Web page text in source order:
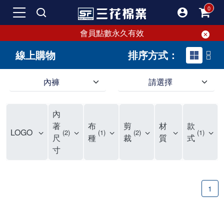
會員點數永久有效
線上購物 排序方式：
內褲 請選擇
LOGO
內
著
尺
寸
2
布
種 1
剪
裁 2
材
質
款
式 1
1